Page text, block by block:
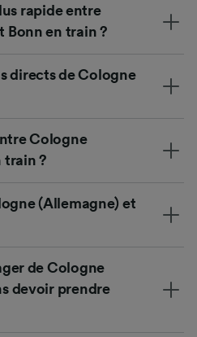
rapide entre
Bonn en train ?
directs de Cologne
Cologne
train ?
(Allemagne) et
de Cologne
devoir prendre